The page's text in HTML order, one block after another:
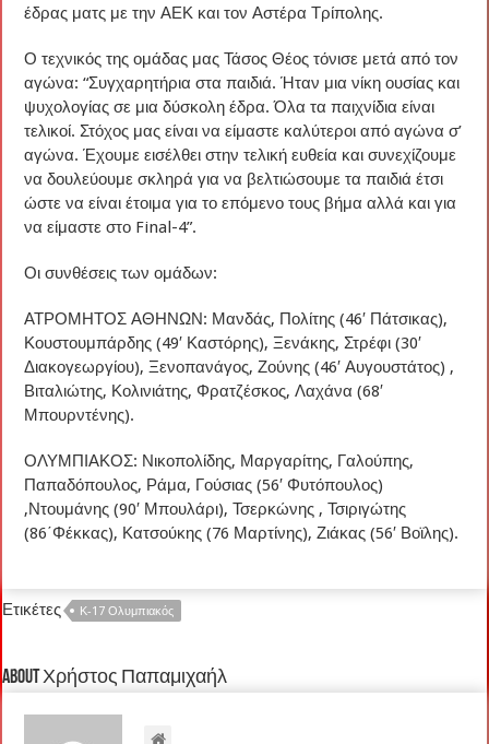
έδρας ματς με την ΑΕΚ και τον Αστέρα Τρίπολης.
Ο τεχνικός της ομάδας μας Τάσος Θέος τόνισε μετά από τον
αγώνα: “Συγχαρητήρια στα παιδιά. Ήταν μια νίκη ουσίας και
ψυχολογίας σε μια δύσκολη έδρα. Όλα τα παιχνίδια είναι
τελικοί. Στόχος μας είναι να είμαστε καλύτεροι από αγώνα σ’
αγώνα. Έχουμε εισέλθει στην τελική ευθεία και συνεχίζουμε
να δουλεύουμε σκληρά για να βελτιώσουμε τα παιδιά έτσι
ώστε να είναι έτοιμα για το επόμενο τους βήμα αλλά και για
να είμαστε στο Final-4”.
Οι συνθέσεις των ομάδων:
ΑΤΡΟΜΗΤΟΣ ΑΘΗΝΩΝ: Μανδάς, Πολίτης (46′ Πάτσικας),
Κουστουμπάρδης (49′ Καστόρης), Ξενάκης, Στρέφι (30′
Διακογεωργίου), Ξενοπανάγος, Ζούνης (46′ Αυγουστάτος) ,
Βιταλιώτης, Κολινιάτης, Φρατζέσκος, Λαχάνα (68′
Μπουρντένης).
ΟΛΥΜΠΙΑΚΟΣ: Νικοπολίδης, Μαργαρίτης, Γαλούπης,
Παπαδόπουλος, Ράμα, Γούσιας (56′ Φυτόπουλος)
,Ντουμάνης (90′ Μπουλάρι), Τσερκώνης , Τσιριγώτης
(86΄Φέκκας), Κατσούκης (76 Μαρτίνης), Ζιάκας (56′ Βοϊλης).
Ετικέτες Κ-17 Ολυμπιακός
About Χρήστος Παπαμιχαήλ